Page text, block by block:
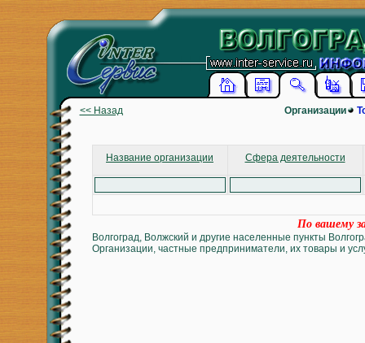
<< Назад Организации
Название организации Сфера деятельности
По вашему
Волгоград, Волжский и другие населенные пункты
Организации, частные предприниматели, их товары и